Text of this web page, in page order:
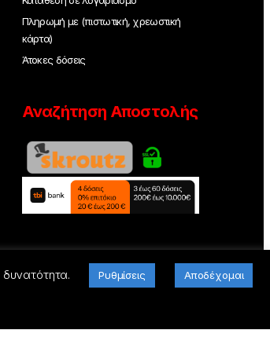
Πληρωμή με (πιστωτική, χρεωστική
κάρτα)
Άτοκες δόσεις
Αναζήτηση Αποστολής
Ρυθμίσεις Αποδέχομαι